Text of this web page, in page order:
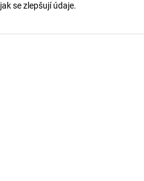
jak se zlepšují údaje.